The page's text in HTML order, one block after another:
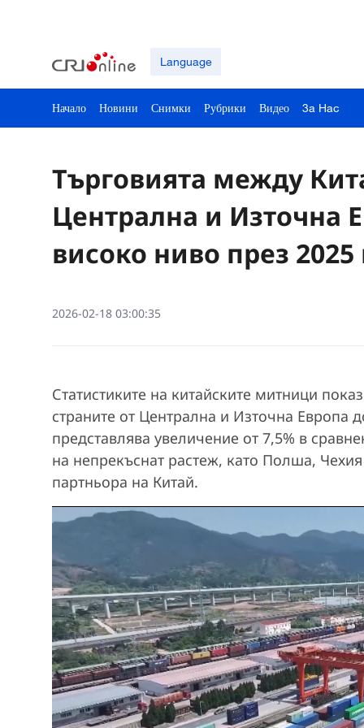
Language
Начало Новини Снимки Рубрики Видео 3a Hac
Търговията между
Централна и Източна
високо ниво през 2025
2026-02-18 03:00:35
Статистиките на китайските митници
страните от Централна и Източна Европа
представлява увеличение от 7,5% в
на непрекъснат растеж, като Полша,
партньора на Китай.